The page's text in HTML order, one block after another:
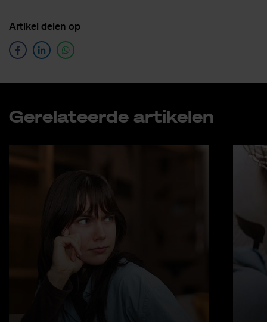
Ar­ti­kel de­len op
Ge­re­la­teer­de ar­ti­ke­len